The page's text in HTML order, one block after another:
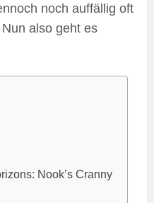
noch auffällig oft
also geht es
Nook’s Cranny